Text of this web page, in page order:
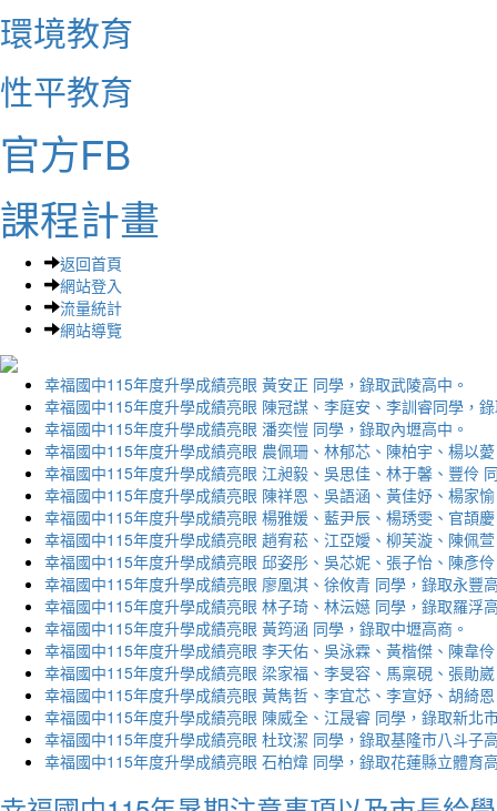
環境教育
性平教育
官方FB
課程計畫
返回首頁
網站登入
流量統計
網站導覽
幸福國中115年度升學成績亮眼 黃安正 同學，錄取武陵高中。
幸福國中115年度升學成績亮眼 陳冠謀、李庭安、李訓睿同學，
幸福國中115年度升學成績亮眼 潘奕愷 同學，錄取內壢高中。
幸福國中115年度升學成績亮眼 農佩珊、林郁芯、陳柏宇、楊以
幸福國中115年度升學成績亮眼 江昶毅、吳思佳、林于馨、豐伶
幸福國中115年度升學成績亮眼 陳祥恩、吳語涵、黃佳妤、楊家
幸福國中115年度升學成績亮眼 楊雅媛、藍尹辰、楊琇雯、官頡
幸福國中115年度升學成績亮眼 趙宥菘、江亞嬡、柳芙漩、陳佩
幸福國中115年度升學成績亮眼 邱姿彤、吳芯妮、張子怡、陳彥
幸福國中115年度升學成績亮眼 廖凰淇、徐攸青 同學，錄取永豐
幸福國中115年度升學成績亮眼 林子琦、林沄嬨 同學，錄取羅浮
幸福國中115年度升學成績亮眼 黃筠涵 同學，錄取中壢高商。
幸福國中115年度升學成績亮眼 李天佑、吳泳霖、黃楷傑、陳韋
幸福國中115年度升學成績亮眼 梁家福、李旻容、馬稟硯、張勛
幸福國中115年度升學成績亮眼 黃雋哲、李宜芯、李宣妤、胡綺
幸福國中115年度升學成績亮眼 陳威全、江晟睿 同學，錄取新北
幸福國中115年度升學成績亮眼 杜玟潔 同學，錄取基隆市八斗子
幸福國中115年度升學成績亮眼 石柏煒 同學，錄取花蓮縣立體育